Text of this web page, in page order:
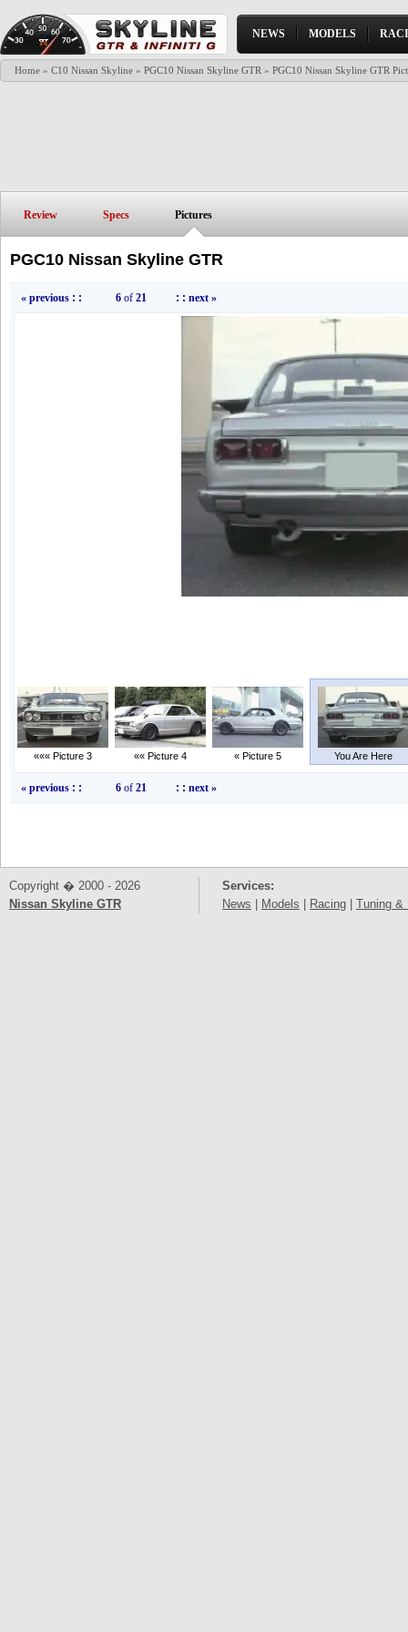
NEWS MODELS
Home » C10 Nissan Skyline » PGC10 Nissan Skyline GTR » PGC10 Nissan Skyline GTR
Review Specs Pictures
PGC10 Nissan Skyline GTR
« previous : : 6of 21 : : next »
««« Picture 3 «« Picture 4 « Picture 5 You Are Here
« previous : : 6of 21 : : next »
Copyright � 2000 - 2026
Nissan Skyline GTR
Services:
News
Models Racing Tuning &